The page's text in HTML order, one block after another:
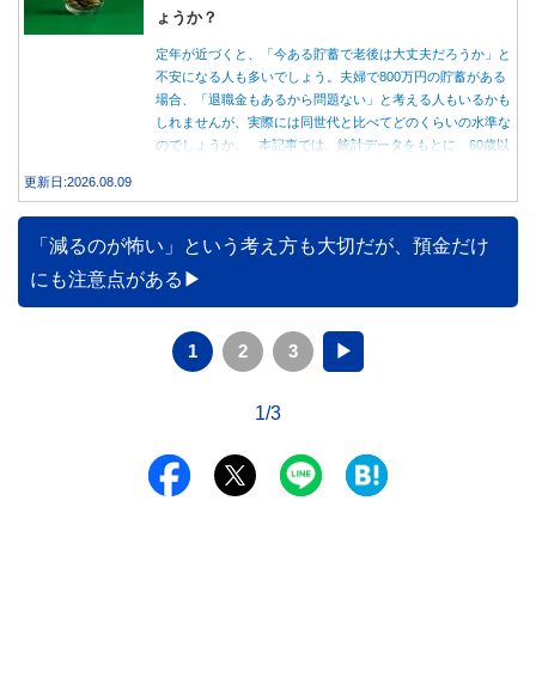
ょうか？
定年が近づくと、「今ある貯蓄で老後は大丈夫だろうか」と
不安になる人も多いでしょう。夫婦で800万円の貯蓄がある
場合、「退職金もあるから問題ない」と考える人もいるかも
しれませんが、実際には同世代と比べてどのくらいの水準な
のでしょうか。 本記事では、統計データをもとに、60歳以
更新日:2026.08.09
「減るのが怖い」という考え方も大切だが、預金だけ
にも注意点がある
1 2 3 ▶
1/3